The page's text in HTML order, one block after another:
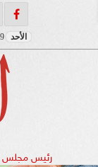
الأحد
رئيس مجلس